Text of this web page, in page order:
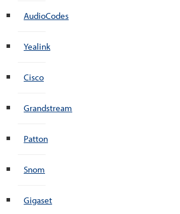
AudioCodes
Yealink
Cisco
Grandstream
Patton
Snom
Gigaset